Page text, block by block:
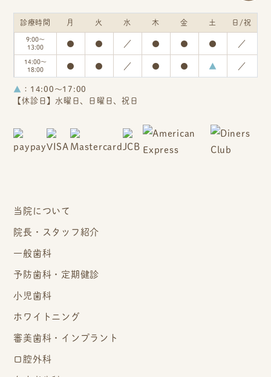
診療時間 月 火 水 木 金 土 日/祝
9:00～
13:00
● ● ／ ● ● ● ／
14:00～
18:00
● ● ／ ● ● ▲ ／
▲ ：14:00～17:00
【休診日】水曜日、日曜日、祝日
当院について
院長・スタッフ紹介
一般歯科
予防歯科・定期健診
小児歯科
ホワイトニング
審美歯科・インプラント
口腔外科